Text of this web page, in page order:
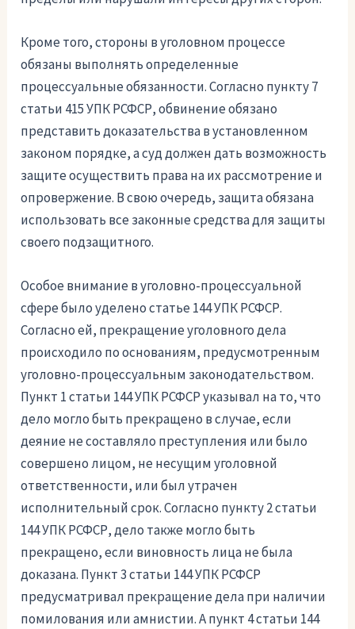
Кроме того, стороны в уголовном процессе
обязаны выполнять определенные
процессуальные обязанности. Согласно пункту 7
статьи 415 УПК РСФСР, обвинение обязано
представить доказательства в установленном
законом порядке, а суд должен дать возможность
защите осуществить права на их рассмотрение и
опровержение. В свою очередь, защита обязана
использовать все законные средства для защиты
своего подзащитного.
Особое внимание в уголовно-процессуальной
сфере было уделено статье 144 УПК РСФСР.
Согласно ей, прекращение уголовного дела
происходило по основаниям, предусмотренным
уголовно-процессуальным законодательством.
Пункт 1 статьи 144 УПК РСФСР указывал на то, что
дело могло быть прекращено в случае, если
деяние не составляло преступления или было
совершено лицом, не несущим уголовной
ответственности, или был утрачен
исполнительный срок. Согласно пункту 2 статьи
144 УПК РСФСР, дело также могло быть
прекращено, если виновность лица не была
доказана. Пункт 3 статьи 144 УПК РСФСР
предусматривал прекращение дела при наличии
помилования или амнистии. А пункт 4 статьи 144